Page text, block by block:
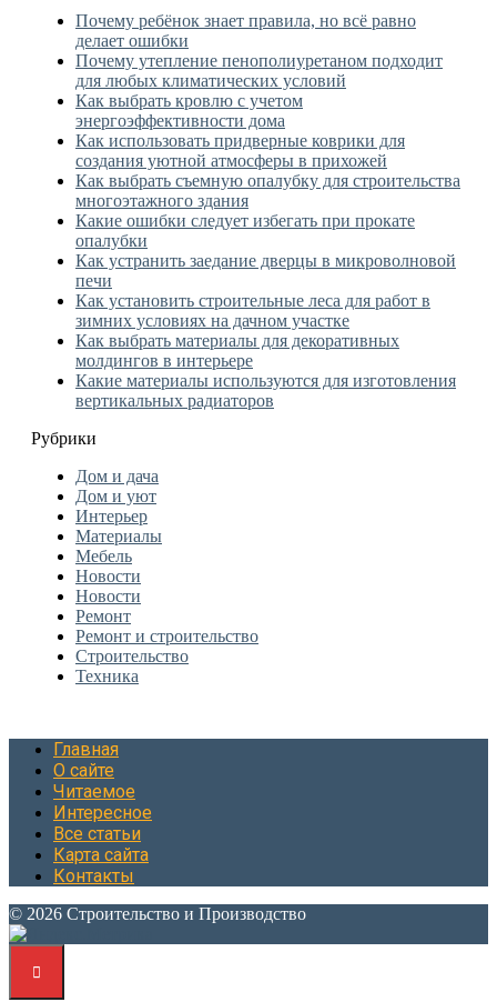
Почему ребёнок знает правила, но всё равно
делает ошибки
Почему утепление пенополиуретаном подходит
для любых климатических условий
Как выбрать кровлю с учетом
энергоэффективности дома
Как использовать придверные коврики для
создания уютной атмосферы в прихожей
Как выбрать съемную опалубку для строительства
многоэтажного здания
Какие ошибки следует избегать при прокате
опалубки
Как устранить заедание дверцы в микроволновой
печи
Как установить строительные леса для работ в
зимних условиях на дачном участке
Как выбрать материалы для декоративных
молдингов в интерьере
Какие материалы используются для изготовления
вертикальных радиаторов
Рубрики
Дом и дача
Дом и уют
Интерьер
Материалы
Мебель
Новости
Новости
Ремонт
Ремонт и строительство
Строительство
Техника
Главная
О сайте
Читаемое
Интересное
Все статьи
Карта сайта
Контакты
© 2026 Строительство и Производство